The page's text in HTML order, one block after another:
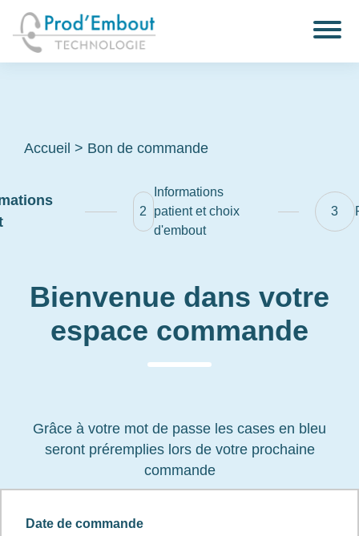
Accueil > Bon de commande
2
Informations
patient et choix
d'embout
3
Bienvenue dans votre
espace commande
Grâce à votre mot de passe les cases en bleu
seront préremplies lors de votre prochaine
commande
Date de commande